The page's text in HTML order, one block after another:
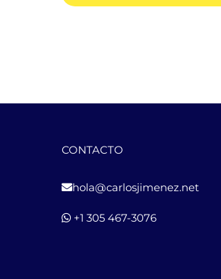
CONTACTO
hola@carlosjimenez.net
+1 305 467-3076